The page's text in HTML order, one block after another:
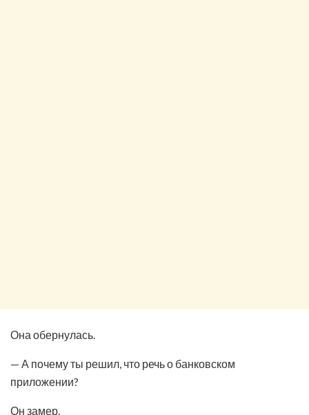
Она обернулась.
— А почему ты решил, что речь о банковском
приложении?
Он замер.